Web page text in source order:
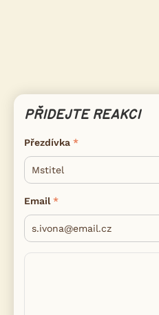
PŘIDEJTE REAKCI
Přezdívka
Email